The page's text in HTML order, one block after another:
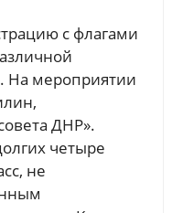
с флагами
На мероприятии
ДНР».
четыре
не